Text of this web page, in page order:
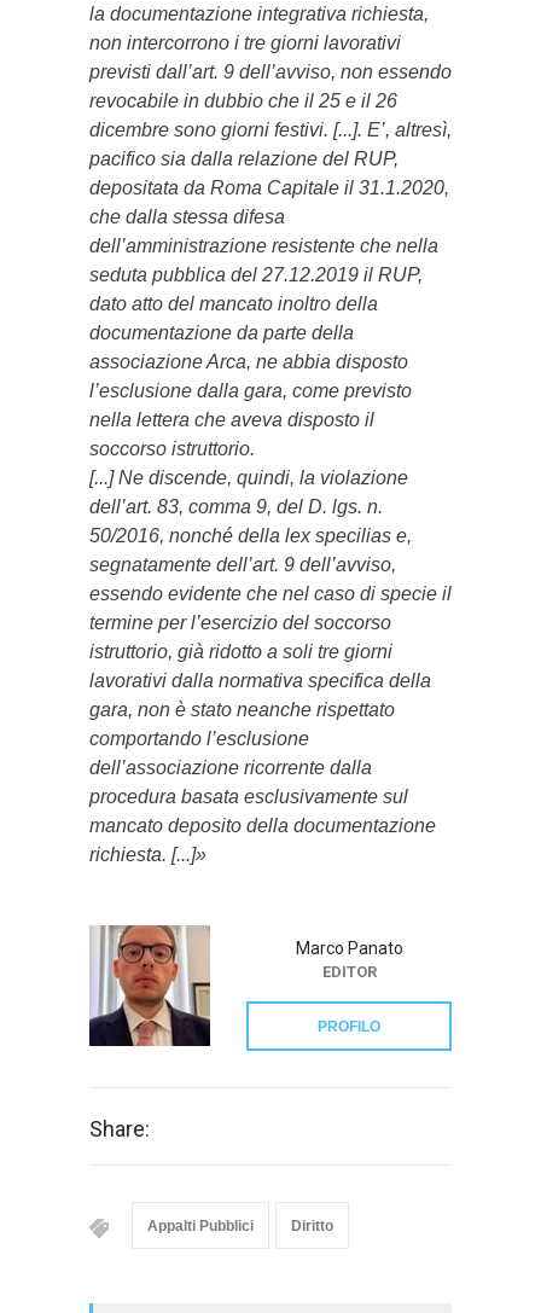
la documentazione integrativa richiesta,
non intercorrono i tre giorni lavorativi
previsti dall’art. 9 dell’avviso, non essendo
revocabile in dubbio che il 25 e il 26
dicembre sono giorni festivi. [...]. E’, altresì,
pacifico sia dalla relazione del RUP,
depositata da Roma Capitale il 31.1.2020,
che dalla stessa difesa
dell’amministrazione resistente che nella
seduta pubblica del 27.12.2019 il RUP,
dato atto del mancato inoltro della
documentazione da parte della
associazione Arca, ne abbia disposto
l’esclusione dalla gara, come previsto
nella lettera che aveva disposto il
soccorso istruttorio.
[...] Ne discende, quindi, la violazione
dell’art. 83, comma 9, del D. lgs. n.
50/2016, nonché della lex specilias e,
segnatamente dell’art. 9 dell’avviso,
essendo evidente che nel caso di specie il
termine per l’esercizio del soccorso
istruttorio, già ridotto a soli tre giorni
lavorativi dalla normativa specifica della
gara, non è stato neanche rispettato
comportando l’esclusione
dell’associazione ricorrente dalla
procedura basata esclusivamente sul
mancato deposito della documentazione
richiesta. [...]»
Marco Panato
EDITOR
PROFILO
Share:
Appalti Pubblici Diritto